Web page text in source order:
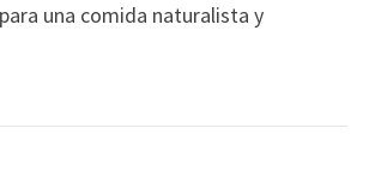
una comida naturalista y